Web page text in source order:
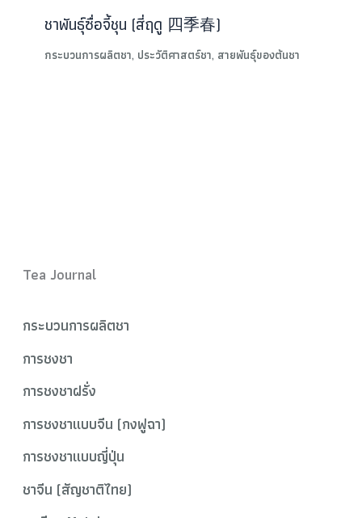
Tea Journal
กระบวนการผลิตชา
การชงชา
การชงชาฝรั่ง
การชงชาแบบจีน (กงฟูฉา)
การชงชาแบบญี่ปุ่น
ชาจีน (สัญชาติไทย)
ชาพันธุ์ซื่อจี้ชุน (สี่ฤดู 四季春)
กระบวนการผลิตชา, ประวัติศาสตร์ชา, สายพันธุ์ของต้นชา